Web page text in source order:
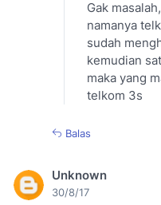
Gak
namanya
sudah
kemudian
maka yang
telkom 3s
Balas
Unknown
30/8/17